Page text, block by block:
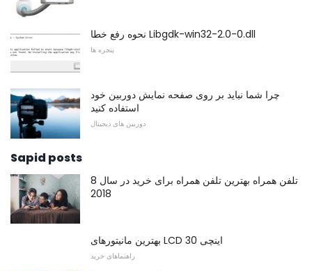
نحوه رفع خطا Libgdk-win32-2.0-0.dll
پنجره ها
چرا شما نباید بر روی صفحه نمایش دوربین خود
استفاده کنید
دوربین های دیجیتال
Sapid posts
8 تلفن همراه بهترین تلفن همراه برای خرید در سال
2018
بهترین مانیتورهای LCD 30 اینچی
راهنماهای خرید